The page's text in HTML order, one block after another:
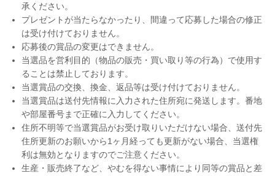
承ください。
プレゼントが当たらなかったり、間違って応募した場合の修正
は受け付けておりません。
応募後の賞品の変更はできません。
当選品を営利目的（物品の販売・買い取り等の行為）で使用す
ることは禁止しております。
当選賞品の交換、換金、返品等は受け付けておりません。
当選賞品は送付先情報に入力された住所宛に発送します。番地
や部屋番号まで正確に入力してください。
住所不明等で当選賞品がお受け取りいただけない場合、送付先
住所更新のお願いから1ヶ月経っても更新がない場合、当選権
利は無効となりますのでご注意ください。
生産・販売終了など、やむを得ない事情により同等の賞品と差